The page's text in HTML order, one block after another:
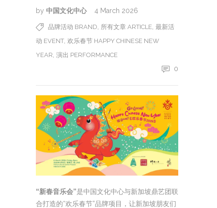
by 中国文化中心 4 March 2026
品牌活动 BRAND, 所有文章 ARTICLE, 最新活
动 EVENT, 欢乐春节 HAPPY CHINESE NEW
YEAR, 演出 PERFORMANCE
0
“新春音乐会”是中国文化中心与新加坡鼎艺团联
合打造的“欢乐春节”品牌项目，让新加坡朋友们